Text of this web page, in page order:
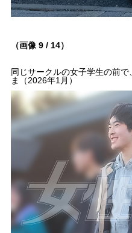
（画像 9 / 14）
同じサークルの女子学生の前
ま（2026年1月）